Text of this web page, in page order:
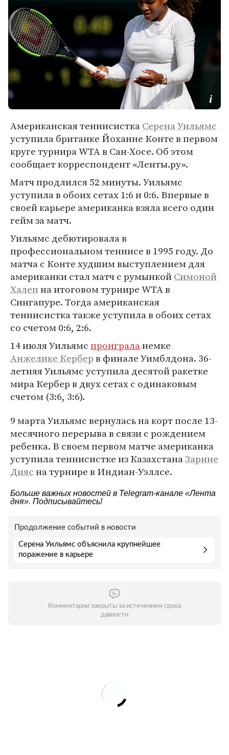
Американская теннисисткаСерена Уильямс
уступила британке Йоханне Конте в первом
круге турнира WTA в Сан-Хосе. Об этом
сообщает корреспондент «Ленты.ру».
Матч продлился 52 минуты. Уильямс
уступила в обоих сетах 1:6 и 0:6. Впервые в
своей карьере американка взяла всего один
гейм за матч.
Уильямс дебютировала в
профессиональном теннисе в 1995 году. До
матча с Конте худшим выступлением для
американки стал матч с румынкойСимоной
Халепна итоговом турнире WTA в
Сингапуре. Тогда американская
теннисистка также уступила в обоих сетах
со счетом 0:6, 2:6.
14 июля Уильямспроиграланемке
Анжелике Керберв финале Уимблдона. 36-
летняя Уильямс уступила десятой ракетке
мира Кербер в двух сетах с одинаковым
счетом (3:6, 3:6).
9 марта Уильямс вернулась на корт после 13-
месячного перерыва в связи с рождением
ребенка. В своем первом матче американка
уступила теннисистке из КазахстанаЗарине
Диясна турнире в Индиан-Уэллсе.
Больше важных новостей в Telegram-канале «Лента
дня». Подписывайтесь!
Продолжение событий в новости
Серена Уильямс объяснила крупнейшее
поражение в карьере
Комментарии закрыты за истечением срока
давности